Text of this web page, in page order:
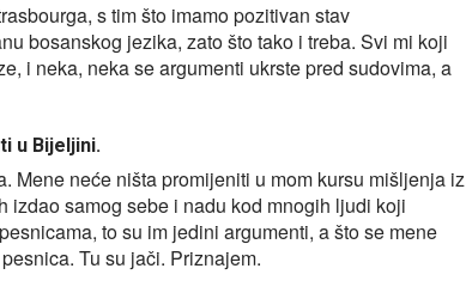
s tim što imamo pozitivan stav
bosanskog jezika, zato što tako i treba. Svi mi koji
i neka, neka se argumenti ukrste pred sudovima, a
u Bijeljini.
Mene neće ništa promijeniti u mom kursu mišljenja iz
izdao samog sebe i nadu kod mnogih ljudi koji
to su im jedini argumenti, a što se mene
Tu su jači. Priznajem.